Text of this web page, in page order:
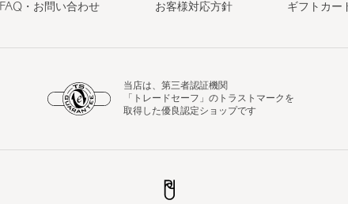
FAQ・お問い合わせ お客様対応方針 ギフトカー
当店は、第三者認証機関
「トレードセーフ」のトラストマークを
取得した優良認定ショップです